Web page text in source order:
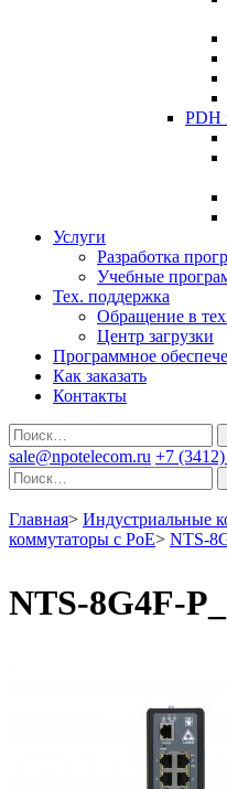
PDH
Услуги
Разработка
Учебные
Тех. поддержка
Обращение в
Центр загрузки
Программное
Как заказать
Контакты
sale@npotelecom.ru +7
Главная> Индустриальные
коммутаторы c PoE> NTS-
NTS-8G4F-